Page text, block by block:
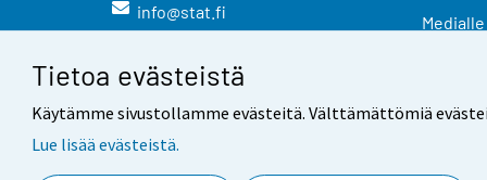
Tietoa evästeistä
Käytämme sivustollamme evästeitä. Välttämättömiä
Lue lisää evästeistä.
info@stat.fi
Medialle